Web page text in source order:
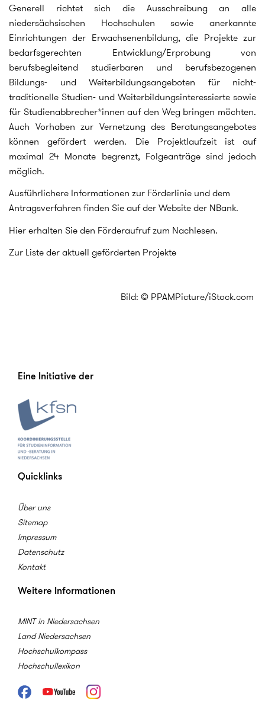
Generell richtet sich die Ausschreibung an alle
niedersächsischen Hochschulen sowie anerkannte
Einrichtungen der Erwachsenenbildung, die Projekte zur
bedarfsgerechten Entwicklung/Erprobung von
berufsbegleitend studierbaren und berufsbezogenen
Bildungs- und Weiterbildungsangeboten für nicht-
traditionelle Studien- und Weiterbildungsinteressierte sowie
für Studienabbrecher*innen auf den Weg bringen möchten.
Auch Vorhaben zur Vernetzung des Beratungsangebotes
können gefördert werden. Die Projektlaufzeit ist auf
maximal 24 Monate begrenzt, Folgeanträge sind jedoch
möglich.
Ausführlichere Informationen zur Förderlinie und dem
Antragsverfahren finden Sie auf der Website der NBank.
Hier erhalten Sie den Förderaufruf zum Nachlesen.
Zur Liste der aktuell geförderten Projekte
Bild: © PPAMPicture/iStock.com
Eine Initiative der
Quicklinks
Über uns
Sitemap
Impressum
Datenschutz
Kontakt
Weitere Informationen
MINT in Niedersachsen
Land Niedersachsen
Hochschulkompass
Hochschullexikon
FacebookYoutube Instagram